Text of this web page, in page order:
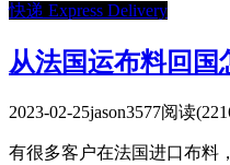
快递 Express Delivery
从法国运布料回国
2023-02-25jason3577阅读
有很多客户在法国进口布料